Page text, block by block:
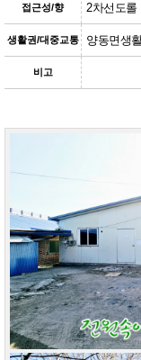
접근성/향 2차선도롤
생활권/대중교통 양동면생
비고